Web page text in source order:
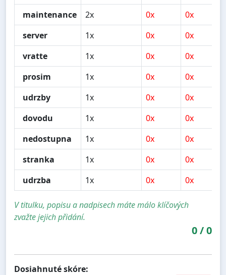
maintenance
2x 0x
0x
server
1x 0x
0x
vratte
1x 0x
0x
prosim
1x 0x
0x
udrzby
1x 0x
0x
dovodu
1x 0x
0x
nedostupna
1x 0x
0x
stranka
1x 0x
0x
udrzba
1x 0x 0x
V titulku, popisu a nadpisech máte málo klíčových
zvažte jejich přidání.
0/0
Dosiahnuté skóre: